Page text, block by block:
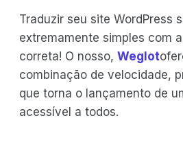
Traduzir seu site WordPress
extremamente simples com
correta! O nosso, Weglot
combinação de velocidade,
que torna o lançamento de
acessível a todos.